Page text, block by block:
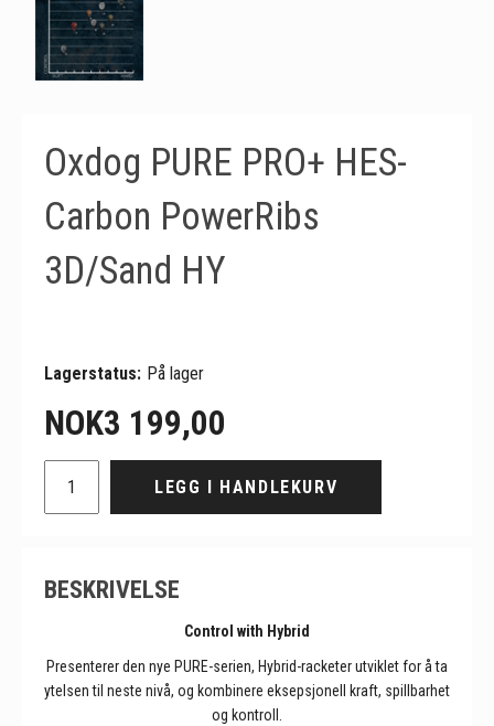
Oxdog PURE PRO+ HES-
Carbon PowerRibs
3D/Sand HY
Lagerstatus: På lager
NOK3 199,00
LEGG I HANDLEKURV
BESKRIVELSE
Control with Hybrid
Presenterer den nye PURE-serien, Hybrid-racketer utviklet for å ta
ytelsen til neste nivå, og kombinere eksepsjonell kraft, spillbarhet
og kontroll.